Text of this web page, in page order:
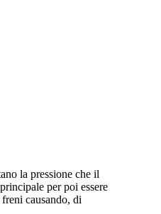
la pressione che il
per poi essere
causando, di